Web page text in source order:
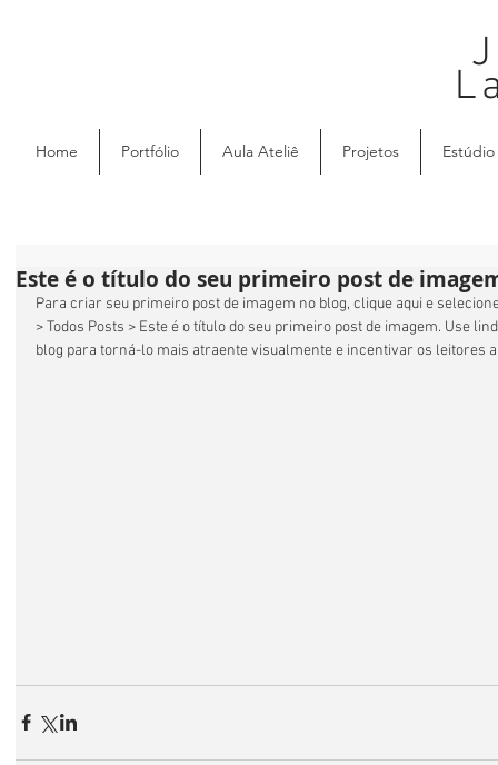
Home Portfólio Aula Ateliê Projetos
Este é o título do seu primeiro post de
Para criar seu primeiro post de imagem no blog, clique aqui e
> Todos Posts > Este é o título do seu primeiro post de imagem. Use
blog para torná-lo mais atraente visualmente e incentivar os leitores